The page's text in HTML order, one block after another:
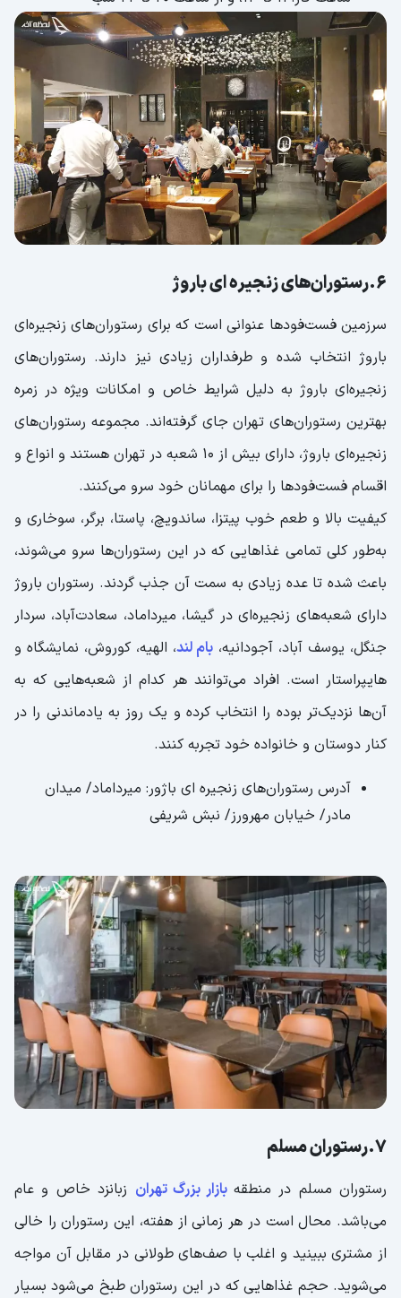
6.رستوران‌های زنجیره ای باروژ
سرزمین فست‌‌فودها عنوانی است که برای رستوران‌‌های زنجیره‌ای
باروژ انتخاب شده و طرفداران زیادی نیز دارند. رستوران‌های
زنجیره‌ای باروژ به دلیل شرایط خاص و امکانات ویژه در زمره
بهترین رستوران‌های تهران جای گرفته‌اند. مجموعه رستوران‌های
زنجیره‌ای باروژ، دارای بیش از ۱۰ شعبه در تهران هستند و انواع و
اقسام فست‌‌فودها را برای مهمانان خود سرو می‌کنند.
کیفیت بالا و طعم‌ خوب پیتزا، ساندویچ‌، پاستا، برگر، سوخاری و
به‌طور کلی تمامی غذاهایی که در این رستوران‌ها سرو می‌شوند،
باعث شده تا عده زیادی به سمت آن جذب گردند. رستوران باروژ
دارای شعبه‌های زنجیره‌ای در گیشا، میرداماد، سعادت‌آباد، سردار
جنگل، یوسف آباد، آجودانیه، بام لند، الهیه، کوروش، نمایشگاه و
هایپر‌استار است. افراد می‌توانند هر کدام از شعبه‌هایی که به
آن‌ها نزدیک‌تر بوده را انتخاب کرده و یک روز به یادماندنی را در
کنار دوستان و خانواده خود تجربه کنند.
آدرس رستوران‌های زنجیره ای باژور: میرداماد/ میدان
مادر/ خیابان مهرورز/ نبش شریفی
7.رستوران مسلم
رستوران مسلم در منطقه بازار بزرگ تهران زبانزد خاص و عام
می‌باشد. محال است در هر زمانی از هفته، این رستوران را خالی
از مشتری ببینید و اغلب با صف‌های طولانی در مقابل آن مواجه
می‌شوید. حجم غذاهایی که در این رستوران طبخ می‌شود بسیار